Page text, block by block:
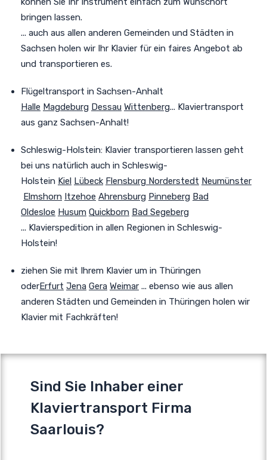
bringen lassen.
... auch aus allen anderen Gemeinden und Städten in
Sachsen holen wir Ihr Klavier für ein faires Angebot ab
und transportieren es.
Flügeltransport in Sachsen-Anhalt
Halle Magdeburg Dessau Wittenberg... Klaviertransport
aus ganz Sachsen-Anhalt!
Schleswig-Holstein: Klavier transportieren lassen geht
bei uns natürlich auch in Schleswig-
Holstein Kiel Lübeck Flensburg Norderstedt Neumünster
Elmshorn Itzehoe Ahrensburg Pinneberg Bad
Oldesloe Husum Quickborn Bad Segeberg
... Klavierspedition in allen Regionen in Schleswig-
Holstein!
ziehen Sie mit Ihrem Klavier um in Thüringen
oderErfurt Jena Gera Weimar ... ebenso wie aus allen
anderen Städten und Gemeinden in Thüringen holen wir
Klavier mit Fachkräften!
Sind Sie Inhaber einer
Klaviertransport Firma
Saarlouis?